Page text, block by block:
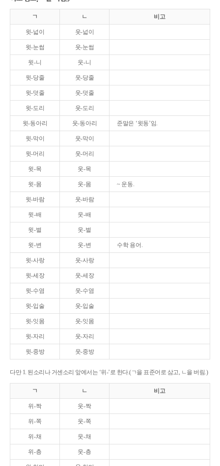
ㄱ ㄴ 비고
윗-넓이 웃-넓이
윗-눈썹 웃-눈썹
윗-니 웃-니
윗-당줄 웃-당줄
윗-덧줄 웃-덧줄
윗-도리 웃-도리
윗-동아리 웃-동아리 준말은 ‘윗동’임.
윗-막이 웃-막이
윗-머리 웃-머리
윗-목 웃-목
윗-몸 웃-몸 ~ 운동.
윗-바람 웃-바람
윗-배 웃-배
윗-벌 웃-벌
윗-변 웃-변 수학 용어.
윗-사랑 웃-사랑
윗-세장 웃-세장
윗-수염 웃-수염
윗-입술 웃-입술
윗-잇몸 웃-잇몸
윗-자리 웃-자리
윗-중방 웃-중방
다만 1. 된소리나 거센소리 앞에서는 ‘위-’로 한다.(ㄱ을 표준어로 삼고, ㄴ을 버림.)
ㄱ ㄴ 비고
위-짝 웃-짝
위-쪽 웃-쪽
위-채 웃-채
위-층 웃-층